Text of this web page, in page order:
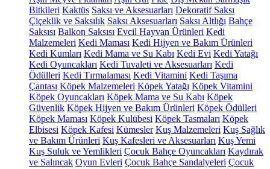
Bitkileri Kaktüs Saksı ve Aksesuarları Dekoratif Saksı
Çiçeklik ve Saksılık Saksı Aksesuarları Saksı Altlığı Bahçe
Saksısı Balkon Saksısı Evcil Hayvan Ürünleri Kedi
Malzemeleri Kedi Maması Kedi Hijyen ve Bakım Ürünleri
Kedi Kumları Kedi Mama ve Su Kabı Kedi Evi Kedi Yatağı
Kedi Oyuncakları Kedi Tuvaleti ve Aksesuarları Kedi
Ödülleri Kedi Tırmalaması Kedi Vitamini Kedi Taşıma
Çantası Köpek Malzemeleri Köpek Yatağı Köpek Vitamini
Köpek Oyuncakları Köpek Mama ve Su Kabı Köpek
Güvenlik Köpek Hijyen ve Bakım Ürünleri Köpek Ödülleri
Köpek Maması Köpek Kulübesi Köpek Tasmaları Köpek
Elbisesi Köpek Kafesi Kümesler Kuş Malzemeleri Kuş Sağlık
ve Bakım Ürünleri Kuş Kafesleri ve Aksesuarları Kuş Yemi
Kuş Suluk ve Yemlikleri Çocuk Bahçe Oyuncakları Kaydırak
ve Salıncak Oyun Evleri Çocuk Bahçe Sandalyeleri Çocuk